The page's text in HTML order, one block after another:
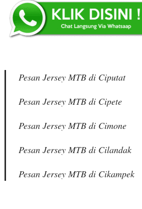
Pesan Jersey MTB di Ciputat
Pesan Jersey MTB di Cipete
Pesan Jersey MTB di Cimone
Pesan Jersey MTB di Cilandak
Pesan Jersey MTB di Cikampek